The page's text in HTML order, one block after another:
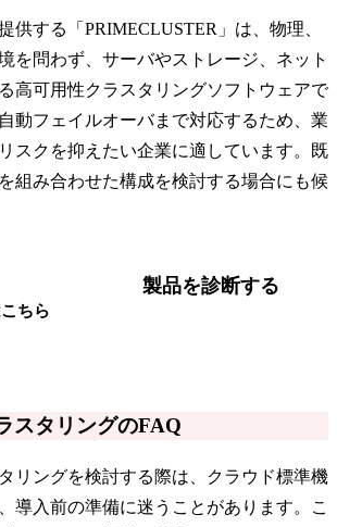
供する「PRIMECLUSTER」は、物理、
を問わず、サーバやストレージ、ネット
高可用性クラスタリングソフトウェアで
動フェイルオーバまで対応するため、業
スクを抑えたい企業に適しています。既
組み合わせた構成を検討する場合にも候
ちら
製品を診断する
スタリングのFAQ
リングを検討する際は、クラウド標準機
導入前の準備に迷うことがあります。こ